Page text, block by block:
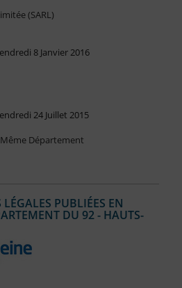
(SARL)
8 Janvier 2016
24 Juillet 2015
Département
PUBLIÉES EN
DU 92 - HAUTS-